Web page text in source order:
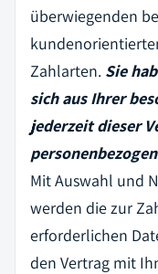
überwiegenden
Zahlarten. Sie
sich aus Ihrer
jederzeit dieser
Mit Auswahl und
werden die zur
erforderlichen
den Vertrag mit